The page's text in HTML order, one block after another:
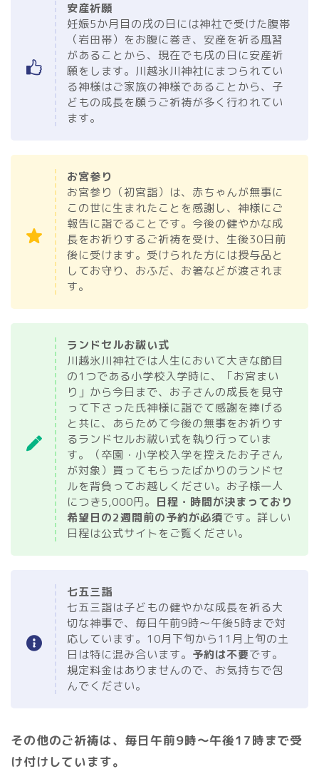
安産祈願
妊娠5か月目の戌の日には神社で受けた腹帯
（岩田帯）をお腹に巻き、安産を祈る風習
があることから、現在でも戌の日に安産祈
願をします。川越氷川神社にまつられてい
る神様はご家族の神様であることから、子
どもの成長を願うご祈祷が多く行われてい
ます。
お宮参り
お宮参り（初宮詣）は、赤ちゃんが無事に
この世に生まれたことを感謝し、神様にご
報告に詣でることです。今後の健やかな成
長をお祈りするご祈祷を受け、生後30日前
後に受けます。受けられた方には授与品と
してお守り、おふだ、お箸などが渡されま
す。
ランドセルお祓い式
川越氷川神社では人生において大きな節目
の1つである小学校入学時に、「お宮まい
り」から今日まで、お子さんの成長を見守
って下さった氏神様に詣でて感謝を捧げる
と共に、あらためて今後の無事をお祈りす
るランドセルお祓い式を執り行っていま
す。（卒園・小学校入学を控えたお子さん
が対象）買ってもらったばかりのランドセ
ルを背負ってお越しください。お子様一人
につき5,000円。 日程・時間が決まっており
希望日の2週間前の予約が必須です。詳しい
日程は公式サイトをご覧ください。
七五三詣
七五三詣は子どもの健やかな成長を祈る大
切な神事で、毎日午前9時〜午後5時まで対
応しています。10月下旬から11月上旬の土
日は特に混み合います。 予約は不要です。
規定料金はありませんので、お気持ちで包
んでください。
その他のご祈祷は、毎日午前9時～午後17時まで受
け付けしています。